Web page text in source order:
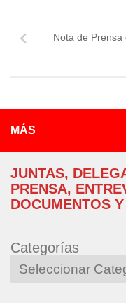
Nota de
MÁS
JUNTAS,
PRENSA,
DOCUMENTOS
Categorías